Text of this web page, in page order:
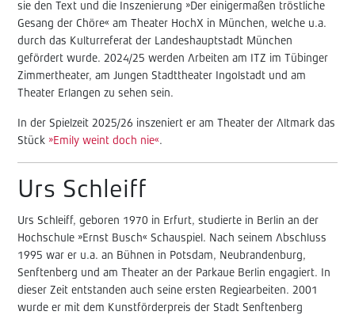
sie den Text und die Inszenierung »Der einigermaßen tröstliche
Gesang der Chöre« am Theater HochX in München, welche u.a.
durch das Kulturreferat der Landeshauptstadt München
gefördert wurde. 2024/25 werden Arbeiten am ITZ im Tübinger
Zimmertheater, am Jungen Stadttheater Ingolstadt und am
Theater Erlangen zu sehen sein.
In der Spielzeit 2025/26 inszeniert er am Theater der Altmark das
Stück »Emily weint doch nie«.
Urs Schleiff
Urs Schleiff, geboren 1970 in Erfurt, studierte in Berlin an der
Hochschule »Ernst Busch« Schauspiel. Nach seinem Abschluss
1995 war er u.a. an Bühnen in Potsdam, Neubrandenburg,
Senftenberg und am Theater an der Parkaue Berlin engagiert. In
dieser Zeit entstanden auch seine ersten Regiearbeiten. 2001
wurde er mit dem Kunstförderpreis der Stadt Senftenberg